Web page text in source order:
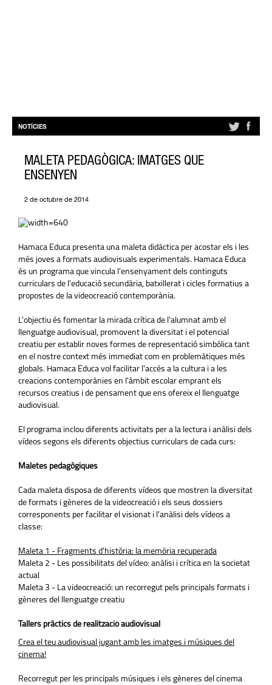
NOTÍCIES
MALETA PEDAGÒGICA: IMATGES QUE
ENSENYEN
2 de octubre de 2014
Hamaca Educa presenta una maleta didàctica per acostar els i les
més joves a formats audiovisuals experimentals. Hamaca Educa
és un programa que vincula l'ensenyament dels continguts
curriculars de l'educació secundària, batxillerat i cicles formatius a
propostes de la videocreació contemporània.
L'objectiu és fomentar la mirada crítica de l'alumnat amb el
llenguatge audiovisual, promovent la diversitat i el potencial
creatiu per establir noves formes de representació simbòlica tant
en el nostre context més immediat com en problemàtiques més
globals. Hamaca Educa vol facilitar l'accés a la cultura i a les
creacions contemporànies en l'àmbit escolar emprant els
recursos creatius i de pensament que ens ofereix el llenguatge
audiovisual.
El programa inclou diferents activitats per a la lectura i anàlisi dels
vídeos segons els diferents objectius curriculars de cada curs:
Maletes pedagògiques
Cada maleta disposa de diferents vídeos que mostren la diversitat
de formats i gèneres de la videocreació i els seus dossiers
corresponents per facilitar el visionat i l'anàlisi dels vídeos a
classe:
Maleta 1 - Fragments d'història: la memòria recuperada
Maleta 2 - Les possibilitats del vídeo: anàlisi i crítica en la societat
actual
Maleta 3 - La videocreació: un recorregut pels principals formats i
gèneres del llenguatge creatiu
Tallers pràctics de realització audiovisual
Crea el teu audiovisual jugant amb les imatges i músiques del
cinema!
Recorregut per les principals músiques i els gèneres del cinema